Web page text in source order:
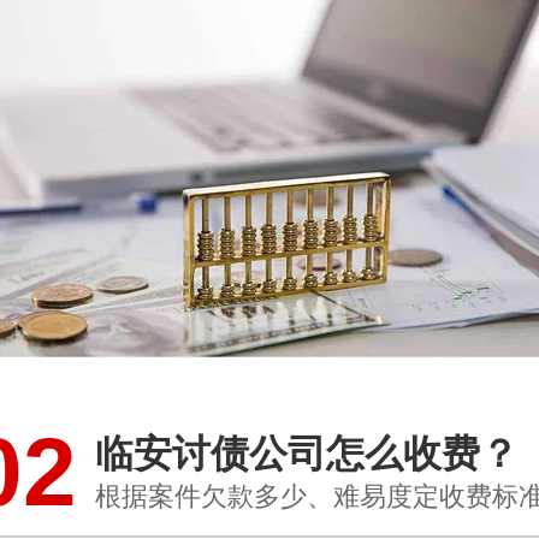
临安讨债公司怎么收费？
根据案件欠款多少、难易度定收费标